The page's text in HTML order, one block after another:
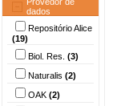
dados
Repositório Alice
(19)
Biol. Res. (3)
Naturalis (2)
OAK (2)